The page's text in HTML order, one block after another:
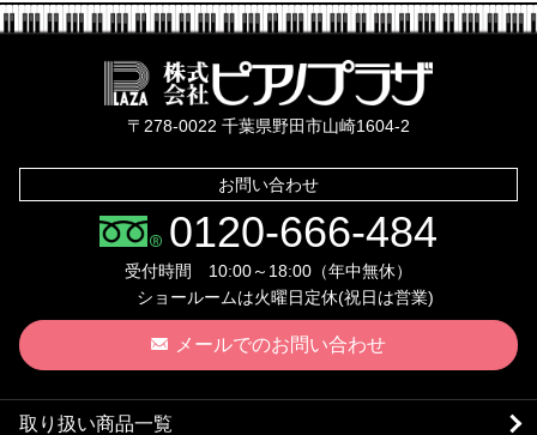
〒278-0022 千葉県野田市山崎1604-2
お問い合わせ
0120-666-484
受付時間 10:00～18:00（年中無休）
ショールームは火曜日定休(祝日は営業)
メールでのお問い合わせ
取り扱い商品一覧